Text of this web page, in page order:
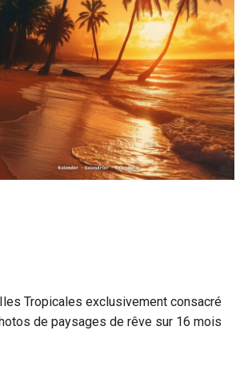
Tropicales exclusivement consacré
de paysages de rêve sur 16 mois